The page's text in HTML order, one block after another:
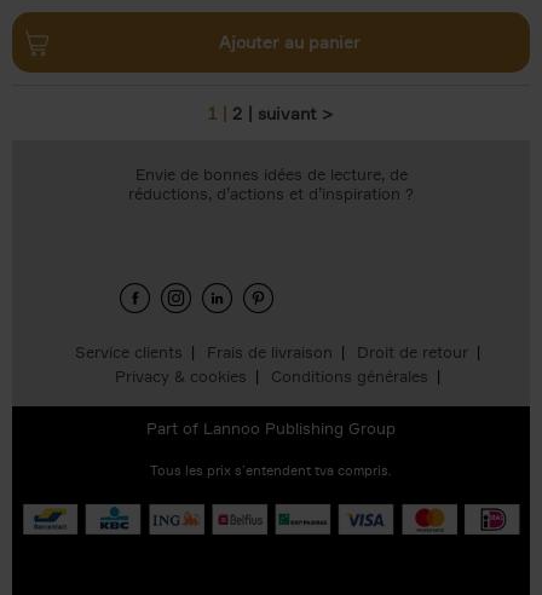
Ajouter au panier
1 2 suivant >
Service clients Frais de livraison
Droit de retour
Privacy & cookies
Conditions générales
Envie de bonnes idées de lecture, de
réductions, d’actions et d’inspiration ?
Part of Lannoo Publishing Group
Tous les prix s’entendent tva compris.